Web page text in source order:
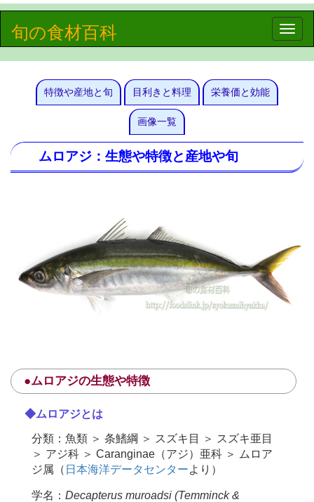
Toggle
旬の食材百科
特徴や産地と旬 目利きと料理 栄養価と効能
画像一覧
ムロアジ：生態や特徴と産地や旬
●ムロアジの生態や特徴
◆ムロアジとは
分類：魚類 ＞ 条鰭綱 ＞ スズキ目 ＞ スズキ亜目
＞ アジ科 ＞ Caranginae（アジ）亜科 ＞ ムロア
ジ属（ 日本海洋データセンターより）
学名： Decapterus muroadsi (Temminck &